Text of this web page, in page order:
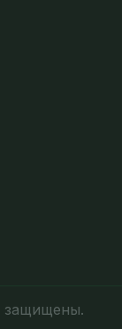
защищены.